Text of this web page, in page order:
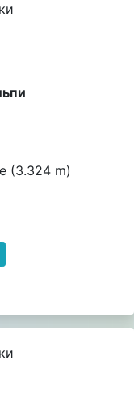
(3.324 m)